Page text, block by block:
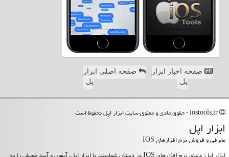
صفحه اخبار ابزار
پل
صفحه اصلی ابزار
پل
ابزار اپل
معرفی و فروش نرم افزارهای IOS